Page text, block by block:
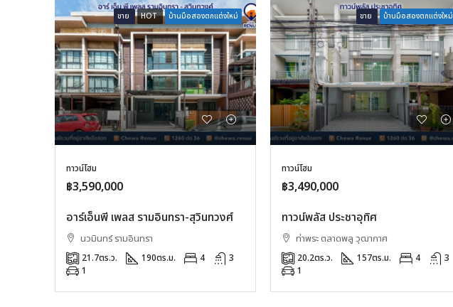
ขาย HOT บ้านมือสองตกแต่งใหม่
ทาวน์โฮม
฿3,590,000
อาร์เอ็นพี เพลส รามอินทรา-สุวินทวงศ์
นวมินทร์ รามอินทรา
21.7ตร.ว. 190ตร.ม. 4
3
1
ขาย บ้านมือสองตกแต่งใหม่
ทาวน์โฮม
฿3,490,000
ทาวน์พลัส ประชาอุทิศ
ท่าพระ ตลาดพลู วุฒากาศ
20.2ตร.ว. 157ตร.ม. 4
3
1